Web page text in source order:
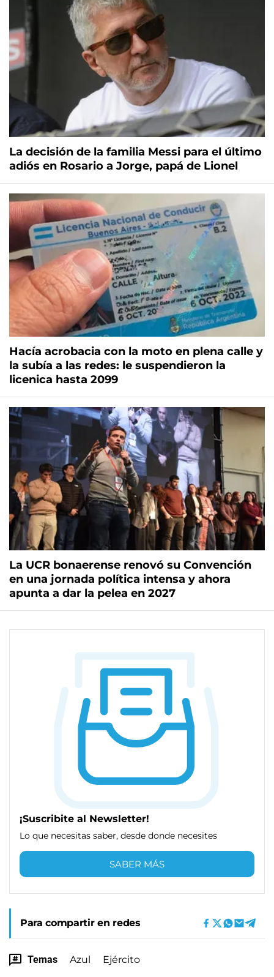
La decisión de la familia Messi para el último
adiós en Rosario a Jorge, papá de Lionel
Hacía acrobacia con la moto en plena calle y
la subía a las redes: le suspendieron la
licenica hasta 2099
La UCR bonaerense renovó su Convención
en una jornada política intensa y ahora
apunta a dar la pelea en 2027
¡Suscribite al Newsletter!
Lo que necesitas saber, desde donde necesites
SABER MÁS
Para compartir en redes
Temas Azul Ejército